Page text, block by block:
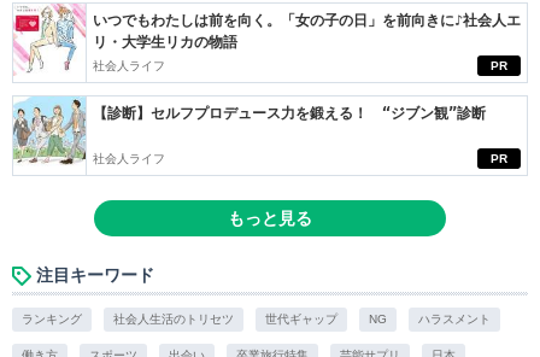
PR
いつでもわたしは前を向く。「女の子の日」を前向きに♪社会人エ
リ・大学生リカの物語
社会人ライフ
PR
【診断】セルフプロデュース力を鍛える！ “ジブン観”診断
社会人ライフ
もっと見る
注目キーワード
ランキング 社会人生活のトリセツ 世代ギャップ NG ハラスメント